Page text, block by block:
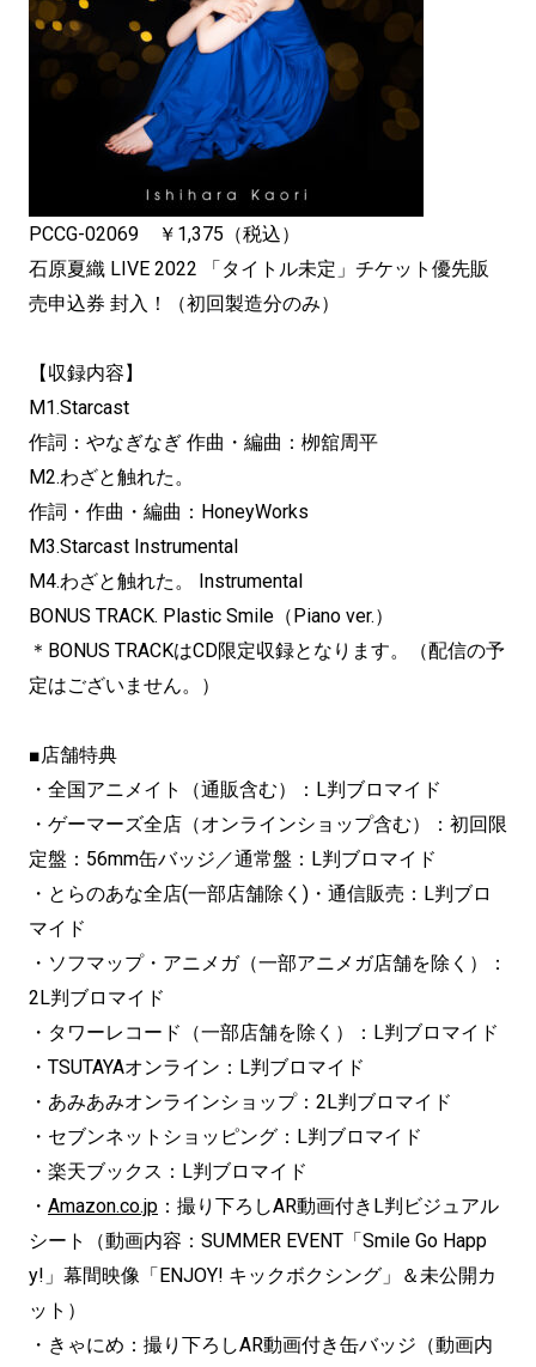
PCCG-02069 ￥1,375（税込）
石原夏織 LIVE 2022 「タイトル未定」チケット優先販
売申込券 封入！（初回製造分のみ）
【収録内容】
M1.Starcast
作詞：やなぎなぎ 作曲・編曲：栁舘周平
M2.わざと触れた。
作詞・作曲・編曲： HoneyWorks
M3.Starcast Instrumental
M4.わざと触れた。 Instrumental
BONUS TRACK. Plastic Smile（Piano ver.）
＊BONUS TRACKはCD限定収録となります。（配信の予
定はございません。）
■店舗特典
・全国アニメイト（通販含む）：L判ブロマイド
・ゲーマーズ全店（オンラインショップ含む）：初回限
定盤：56mm缶バッジ／通常盤：L判ブロマイド
・とらのあな全店(一部店舗除く)・通信販売：L判ブロ
マイド
・ソフマップ・アニメガ（一部アニメガ店舗を除く）：
2L判ブロマイド
・タワーレコード（一部店舗を除く）：L判ブロマイド
・TSUTAYAオンライン：L判ブロマイド
・あみあみオンラインショップ：2L判ブロマイド
・セブンネットショッピング：L判ブロマイド
・楽天ブックス：L判ブロマイド
・ Amazon.co.jp ：撮り下ろしAR動画付きL判ビジュアル
シート（動画内容：SUMMER EVENT「Smile Go Happ
y!」幕間映像「ENJOY! キックボクシング」＆未公開カ
ット）
・きゃにめ：撮り下ろしAR動画付き缶バッジ（動画内